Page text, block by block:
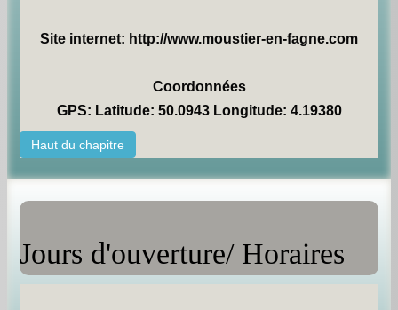
Site internet: http://www.moustier-en-fagne.com
Coordonnées
GPS: Latitude: 50.0943 Longitude: 4.19380
Haut du chapitre
Jours d'ouverture/ Horaires